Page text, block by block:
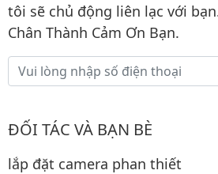
tôi sẽ chủ động liên lạc với
Chân Thành Cảm Ơn Bạn.
ĐỐI TÁC VÀ BẠN BÈ
lắp đặt camera phan thiết